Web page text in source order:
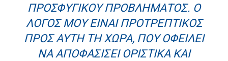
ΠΡΟΣΦΥΓΙΚΟΎ ΠΡΟΒΛΉΜΑΤΟΣ. Ο
ΛΌΓΟΣ ΜΟΥ ΕΊΝΑΙ ΠΡΟΤΡΕΠΤΙΚΌΣ
ΠΡΟΣ ΑΥΤΉ ΤΗ ΧΏΡΑ, ΠΟΥ ΟΦΕΊΛΕΙ
ΝΑ ΑΠΟΦΑΣΊΣΕΙ ΟΡΙΣΤΙΚΆ ΚΑΙ